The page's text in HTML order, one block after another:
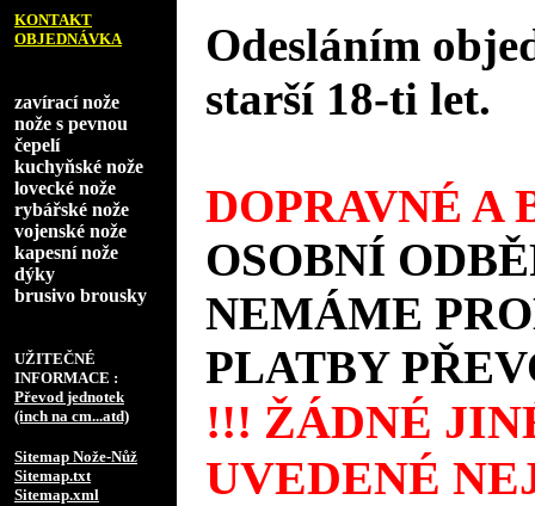
KONTAKT
OBJEDNÁVKA
zavírací nože
nože s pevnou
čepelí
kuchyňské nože
lovecké nože
rybářské nože
vojenské nože
kapesní nože
dýky
brusivo brousky
UŽITEČNÉ
INFORMACE :
Převod jednotek
(inch na cm...atd)
Sitemap Nože-Nůž
Sitemap.txt
Sitemap.xml
Odesláním
starší 18-ti let.
DOPRAVNÉ A
OSOBNÍ
NEMÁME
PLATBY
!!! ŽÁDNÉ
UVEDENÉ